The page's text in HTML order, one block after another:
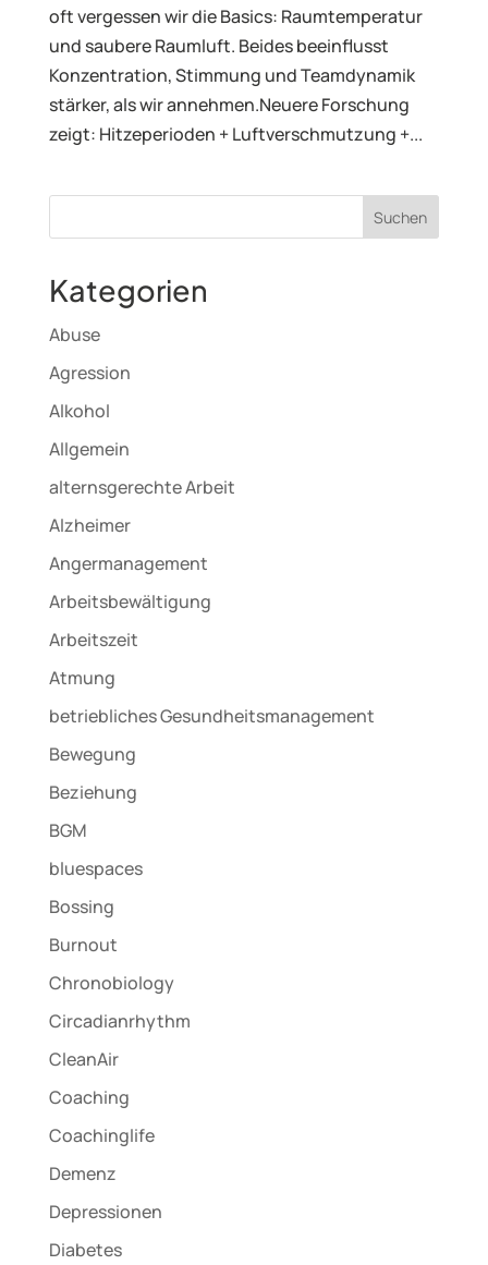
oft vergessen wir die Basics: Raumtemperatur
und saubere Raumluft. Beides beeinflusst
Konzentration, Stimmung und Teamdynamik
stärker, als wir annehmen.Neuere Forschung
zeigt: Hitzeperioden + Luftverschmutzung +...
Kategorien
Abuse
Agression
Alkohol
Allgemein
alternsgerechte Arbeit
Alzheimer
Angermanagement
Arbeitsbewältigung
Arbeitszeit
Atmung
betriebliches Gesundheitsmanagement
Bewegung
Beziehung
BGM
bluespaces
Bossing
Burnout
Chronobiology
Circadianrhythm
CleanAir
Coaching
Coachinglife
Demenz
Depressionen
Diabetes